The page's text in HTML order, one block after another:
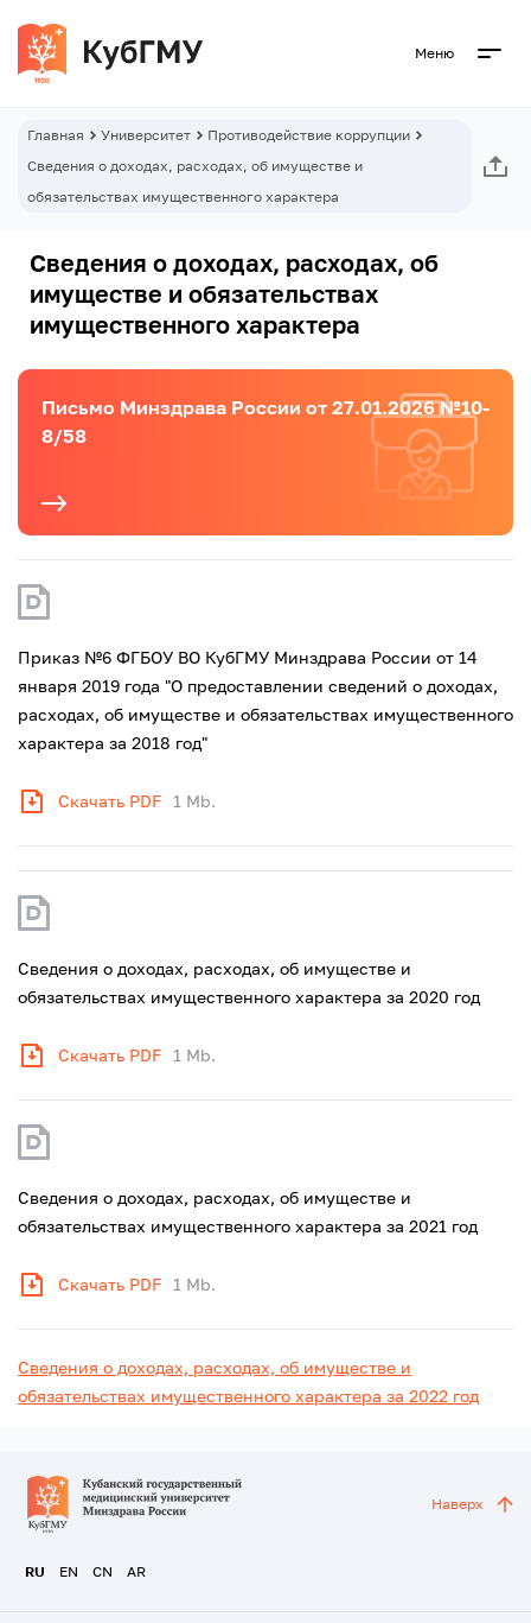
Меню
Главная Университет
Противодействие коррупции
Сведения о доходах, расходах, об имуществе и
обязательствах имущественного характера
Сведения о доходах, расходах, об
имуществе и обязательствах
имущественного характера
Письмо Минздрава России от 27.01.2026 №10-
8/58
Приказ №6 ФГБОУ ВО КубГМУ Минздрава России от 14
января 2019 года "О предоставлении сведений о доходах,
расходах, об имуществе и обязательствах имущественного
характера за 2018 год"
Скачать PDF 1 Mb.
Сведения о доходах, расходах, об имуществе и
обязательствах имущественного характера за 2020 год
Скачать PDF 1 Mb.
Сведения о доходах, расходах, об имуществе и
обязательствах имущественного характера за 2021 год
Скачать PDF 1 Mb.
Сведения о доходах, расходах, об имуществе и
обязательствах имущественного характера за 2022 год
RU EN CN AR
Наверх